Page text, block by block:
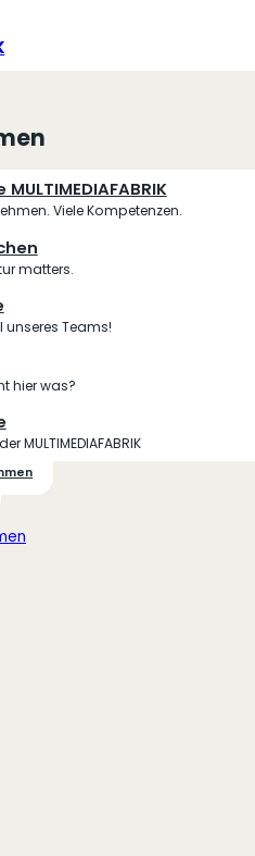
Viele Kompetenzen.
matters.
unseres Teams!
hier was?
MULTIMEDIAFABRIK